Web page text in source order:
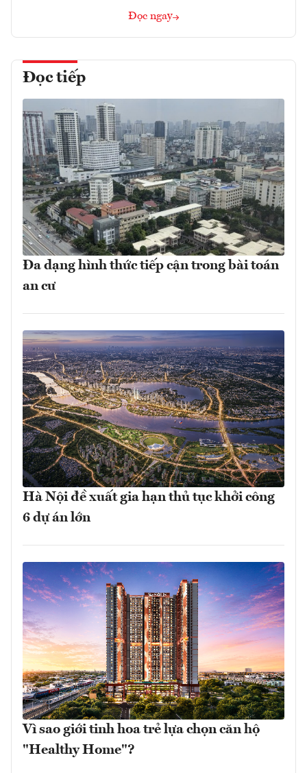
Đọc ngay
Đọc tiếp
Đa dạng hình thức tiếp cận trong bài toán
an cư
Hà Nội đề xuất gia hạn thủ tục khởi công
6 dự án lớn
Vì sao giới tinh hoa trẻ lựa chọn căn hộ
"Healthy Home"?